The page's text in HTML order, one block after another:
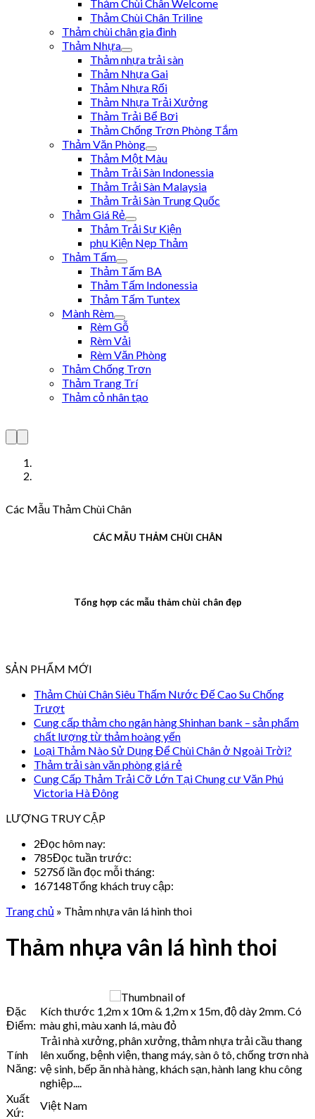
Thảm Chùi Chân Welcome
Thảm Chùi Chân Triline
Thảm chùi chân gia đình
Thảm Nhựa
Thảm nhựa trải sàn
Thảm Nhựa Gai
Thảm Nhựa Rối
Thảm Nhựa Trải Xưởng
Thảm Trải Bể Bơi
Thảm Chống Trơn Phòng Tắm
Thảm Văn Phòng
Thảm Một Màu
Thảm Trải Sàn Indonessia
Thảm Trải Sàn Malaysia
Thảm Trải Sàn Trung Quốc
Thảm Giá Rẻ
Thảm Trải Sự Kiện
phụ Kiện Nẹp Thảm
Thảm Tấm
Thảm Tấm BA
Thảm Tấm Indonessia
Thảm Tấm Tuntex
Mành Rèm
Rèm Gỗ
Rèm Vải
Rèm Văn Phòng
Thảm Chống Trơn
Thảm Trang Trí
Thảm cỏ nhân tạo
Các Mẫu Thảm Chùi Chân
CÁC MẪU THẢM CHÙI CHÂN
Tổng hợp các mẫu thảm chùi chân đẹp
SẢN PHẨM MỚI
Thảm Chùi Chân Siêu Thấm Nước Đế Cao Su Chống
Trượt
Cung cấp thảm cho ngân hàng Shinhan bank – sản phẩm
chất lượng từ thảm hoàng yến
Loại Thảm Nào Sử Dụng Để Chùi Chân ở Ngoài Trời?
Thảm trải sàn văn phòng giá rẻ
Cung Cấp Thảm Trải Cỡ Lớn Tại Chung cư Văn Phú
Victoria Hà Đông
LƯỢNG TRUY CẬP
2Đọc hôm nay:
785Đọc tuần trước:
527Số lần đọc mỗi tháng:
167148Tổng khách truy cập:
Trang chủ » Thảm nhựa vân lá hình thoi
Thảm nhựa vân lá hình thoi
Đặc
Điểm:
Kích thước 1,2m x 10m & 1,2m x 15m, độ dày 2mm. Có
màu ghi, màu xanh lá, màu đỏ
Tính
Năng:
Trải nhà xưởng, phân xưởng, thảm nhựa trải cầu thang
lên xuống, bệnh viện, thang máy, sàn ô tô, chống trơn nhà
vệ sinh, bếp ăn nhà hàng, khách sạn, hành lang khu công
nghiệp....
Xuất
Xứ:
Việt Nam